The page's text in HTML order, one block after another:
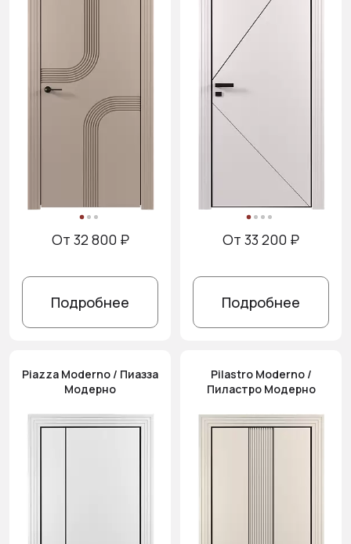
От 32 800 ₽
Подробнее
От 33 200 ₽
Подробнее
Piazza Moderno / Пиазза
Модерно
Pilastro Moderno /
Пиластро Модерно